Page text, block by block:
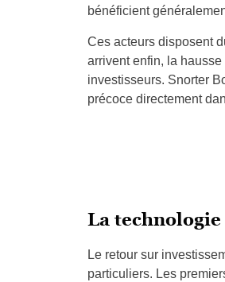
bénéficient
Ces acteurs disposent
arrivent enfin, la
investisseurs. Snorter
précoce directement
La
Le retour sur
particuliers. Les